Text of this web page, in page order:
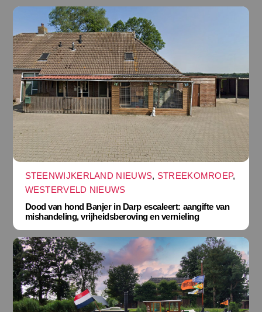
STEENWIJKERLAND NIEUWS, STREEKOMROEP,
WESTERVELD NIEUWS
Dood van hond Banjer in Darp escaleert: aangifte van
mishandeling, vrijheidsberoving en vernieling